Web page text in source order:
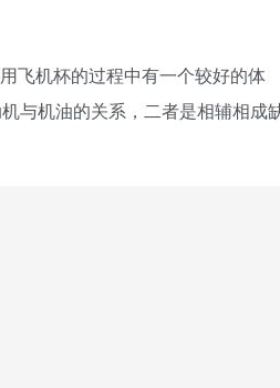
飞机杯的过程中有一个较好的体
与机油的关系，二者是相辅相成